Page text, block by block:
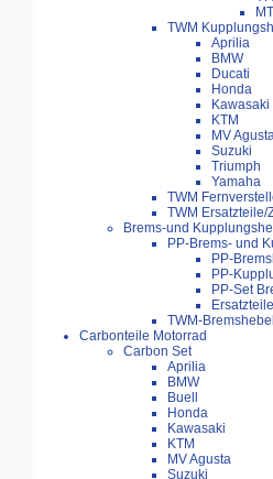
TWM
Aprilia
BMW
Ducati
Honda
Kawasaki
KTM
MV
Suzuki
Triumph
Yamaha
TWM
TWM Ersatzteile/
Brems-und
PP-Brems- und
PP-
PP-
PP-Set
Ersatzteile
TWM-
Carbonteile Motorrad
Carbon Set
Aprilia
BMW
Buell
Honda
Kawasaki
KTM
MV Agusta
Suzuki